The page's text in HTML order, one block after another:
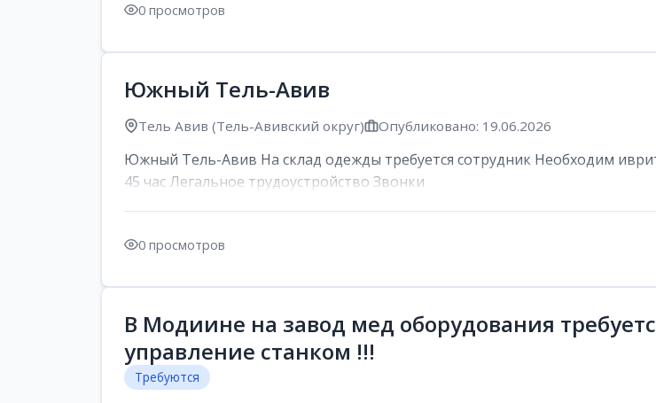
0 просмотров
Южный Тель-Авив
Тель Авив (Тель-Авивский округ) Опубликовано: 19.06.2026
Южный Тель-Авив На склад одежды требуется сотрудник Необходим
45 час Легальное трудоустройство Звонки
0 просмотров
В Модиине на завод мед оборудования
управление станком !!!
Требуются